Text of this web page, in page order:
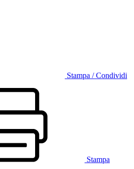
Stampa / Condividi
Stampa